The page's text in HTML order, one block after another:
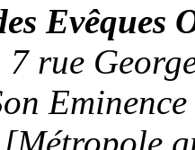
Evêques
7 rue
Eminence